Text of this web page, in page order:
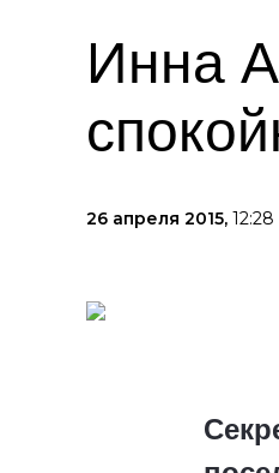
Инна
26 апреля 2015, 12:28